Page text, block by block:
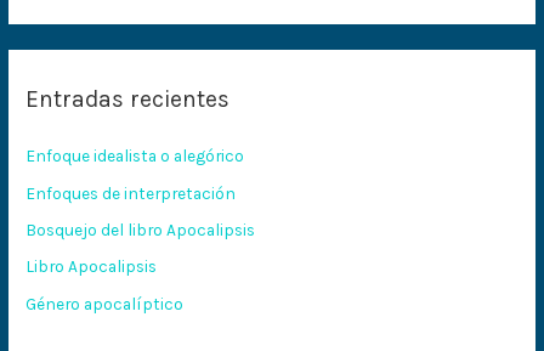
a
p
o
r
:
Entradas recientes
Enfoque idealista o alegórico
Enfoques de interpretación
Bosquejo del libro Apocalipsis
Libro Apocalipsis
Género apocalíptico